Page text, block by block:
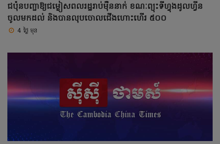
ជប៉ុនបញ្ជាឱ្យជម្លៀសពលរដ្ឋរាប់ម៉ឺននាក់ ខណៈព្យុះទីហ្វុងដូលហ្វីន
ចូលមកដល់ និងបានលុបចោលជើងហោះហើរ ៥០០
4 ថ្ងៃ មុន